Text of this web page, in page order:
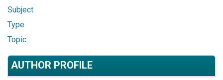
Subject
Type
Topic
AUTHOR PROFILE